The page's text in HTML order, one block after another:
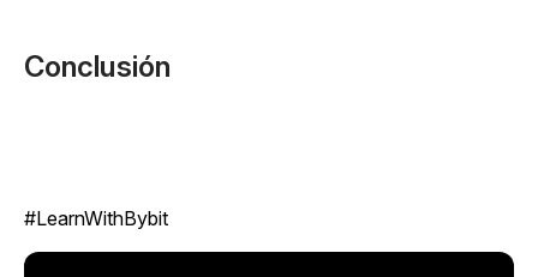
Conclusión
#LearnWithBybit